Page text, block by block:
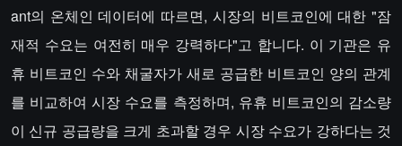
ant의 온체인 데이터에 따르면, 시장의 비트코인에 대한 "잠
재적 수요는 여전히 매우 강력하다"고 합니다. 이 기관은 유
휴 비트코인 수와 채굴자가 새로 공급한 비트코인 양의 관계
를 비교하여 시장 수요를 측정하며, 유휴 비트코인의 감소량
이 신규 공급량을 크게 초과할 경우 시장 수요가 강하다는 것